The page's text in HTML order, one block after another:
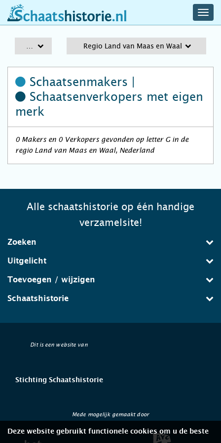
schaatshistorie.nl
Regio Land van Maas en Waal
Schaatsenmakers |
Schaatsenverkopers met eigen
merk
0 Makers en 0 Verkopers gevonden op letter G in de
regio Land van Maas en Waal, Nederland
Alle schaatshistorie op één handige
verzamelsite!
Zoeken
Uitgelicht
Toevoegen / wijzigen
Schaatshistorie
Dit is een website van
Stichting Schaatshistorie
Mede mogelijk gemaakt door
Deze website gebruikt functionele cookies om u de beste